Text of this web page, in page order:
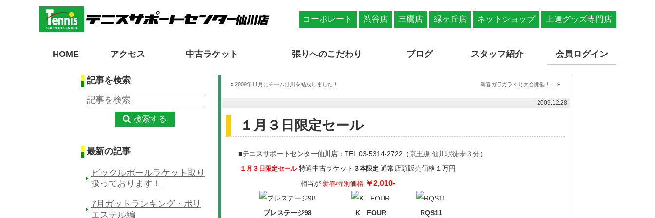
コーポレート 渋谷店 三鷹店 緑ヶ丘店 ネットショップ 上達グッズ専門店
HOME アクセス 中古ラケット 張りへのこだわり ブログ スタッフ紹介 会員ログイン
記事を検索
検索する
最新の記事
ピックルボールラケット取り
扱っております！
7月ガットランキング・ポリ
エステル編
« 2009年11月にチーム仙川を結成しました！ 新春ガラガラくじ大会開催！！ »
2009.12.28
１月３日限定セール
■テニスサポートセンター仙川店：TEL 03-5314-2722（京王線 仙川駅徒歩３分）
１月３日限定セール特選中古ラケット ３本限定 通常店頭販売価格１万円
相当が 新春特別価格 ￥2,010-
プレステージ98 K FOUR RQS11